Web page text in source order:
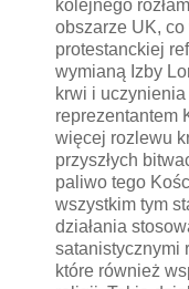
kolejnego
obszarze UK, co
protestanckiej
wymianą Izby
krwi i
reprezentantem
więcej rozlewu
przyszłych
paliwo tego
wszystkim tym
działania
satanistycznymi
które również